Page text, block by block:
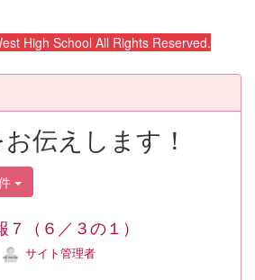
High School All Rights Reserved.
伝えします！
（６／３の１）
サイト管理者